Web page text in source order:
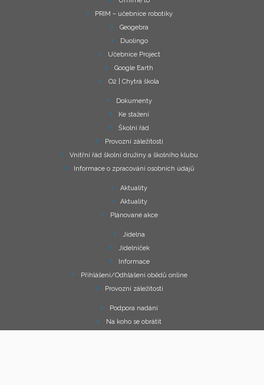
PRIM – učebnice robotiky
Geogebra
Duolingo
Učebnice Project
Google Earth
O2 | Chytrá škola
Dokumenty
Ke stažení
Školní řád
Provozní záležitosti
Vnitřní řád školní družiny a školního klubu
Informace o zpracování osobních údajů
Aktuality
Aktuality
Plánované akce
Jídelna
Jídelníček
Informace
Přihlášení/Odhlášení obědů online
Provozní záležitosti
Podpora nadání
Na koho se obrátit